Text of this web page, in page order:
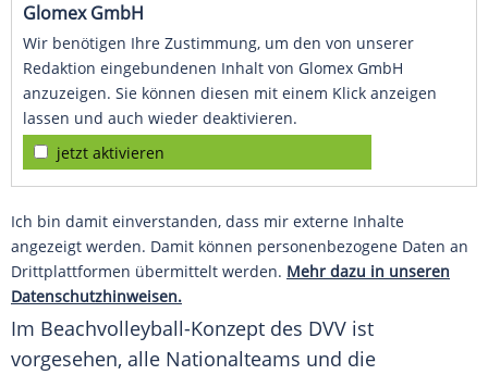
Glomex GmbH
Wir benötigen Ihre Zustimmung, um den von unserer
Redaktion eingebundenen Inhalt von Glomex GmbH
anzuzeigen. Sie können diesen mit einem Klick anzeigen
lassen und auch wieder deaktivieren.
jetzt aktivieren
Ich bin damit einverstanden, dass mir externe Inhalte
angezeigt werden. Damit können personenbezogene Daten an
Drittplattformen übermittelt werden. Mehr dazu in unseren
Datenschutzhinweisen.
Im Beachvolleyball-Konzept des DVV ist
vorgesehen, alle Nationalteams und die